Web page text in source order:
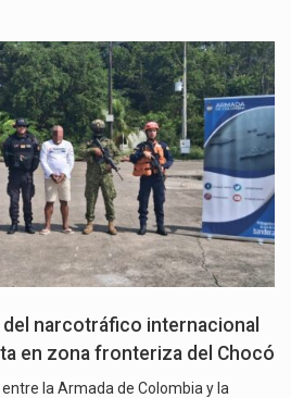
narcotráfico internacional
en zona fronteriza del Chocó
la Armada de Colombia y la